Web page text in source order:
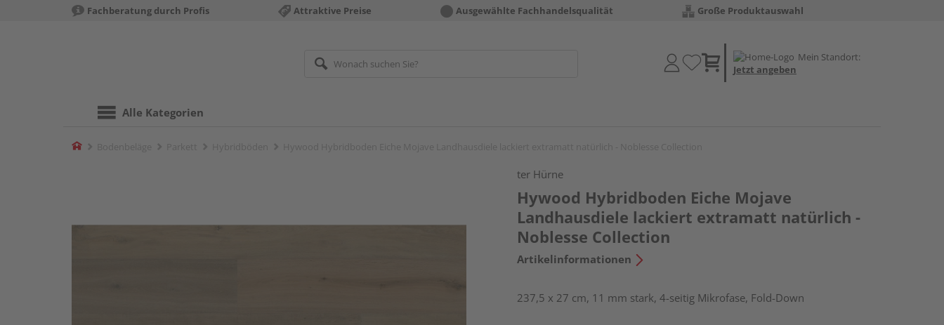
Fachberatung durch Profis Attraktive Preise Ausgewählte Fachhandelsqualität Große Produktauswahl
Mein Standort:
Jetzt angeben
Alle Kategorien
Home
ter Hürne
Hywood Hybridboden Eiche Mojave
Landhausdiele lackiert extramatt natürlich -
Noblesse Collection
Artikelinformationen
237,5 x 27 cm, 11 mm stark, 4-seitig Mikrofase, Fold-Down